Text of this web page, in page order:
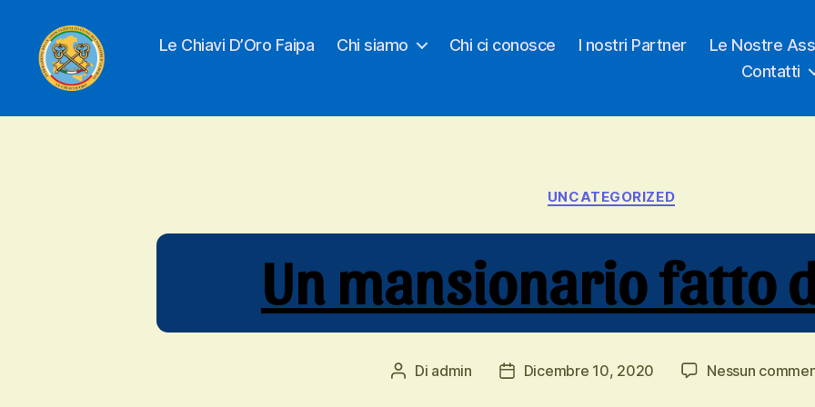
Le
Chiavi
D'oro
Le Chiavi D’Oro Faipa Chi siamo Chi ci conosce I nostri Partner Le Nostre
Contatti
Categorie
UNCATEGORIZED
Un mansionario fatto
Autore
Di admin
DataDicembre 10, 2020 Nessun